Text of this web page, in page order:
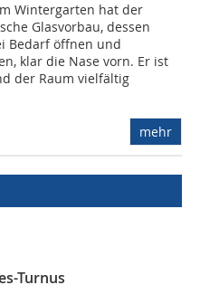
Wintergarten hat der
Glasvorbau, dessen
Bedarf öffnen und
klar die Nase vorn. Er ist
der Raum vielfältig
mehr
Turnus